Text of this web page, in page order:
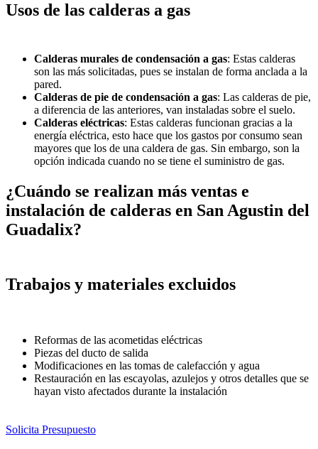
Usos de las calderas a gas
Calderas murales de condensación a gas: Estas calderas
son las más solicitadas, pues se instalan de forma anclada a la
pared.
Calderas de pie de condensación a gas: Las calderas de pie,
a diferencia de las anteriores, van instaladas sobre el suelo.
Calderas eléctricas: Estas calderas funcionan gracias a la
energía eléctrica, esto hace que los gastos por consumo sean
mayores que los de una caldera de gas. Sin embargo, son la
opción indicada cuando no se tiene el suministro de gas.
¿Cuándo se realizan más ventas e
instalación de calderas en San Agustin del
Guadalix?
Trabajos y materiales excluidos
Reformas de las acometidas eléctricas
Piezas del ducto de salida
Modificaciones en las tomas de calefacción y agua
Restauración en las escayolas, azulejos y otros detalles que se
hayan visto afectados durante la instalación
Solicita Presupuesto